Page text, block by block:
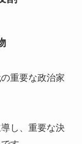
重要な政治家
し、重要な決